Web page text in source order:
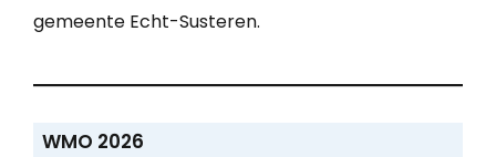
gemeente Echt-Susteren.
WMO 2026